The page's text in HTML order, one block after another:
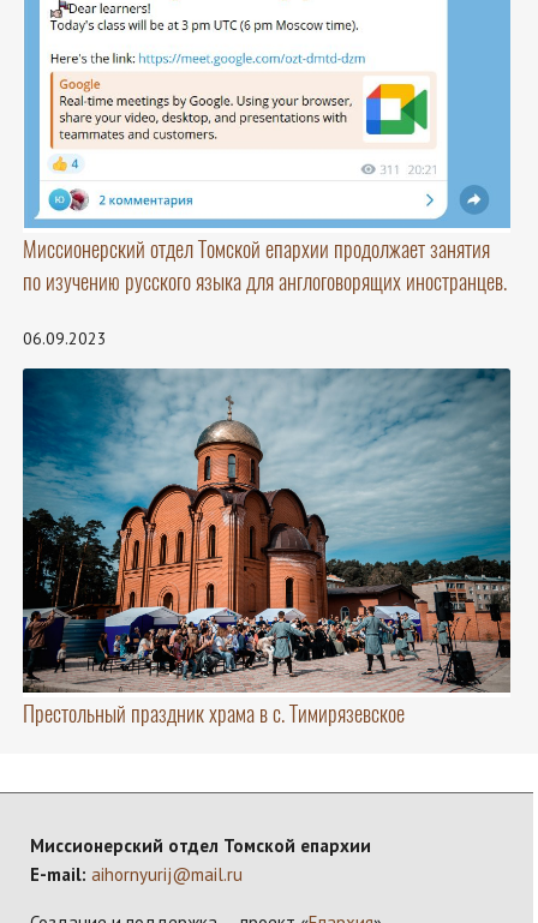
Миссионерский отдел Томской епархии продолжает занятия
по изучению русского языка для англоговорящих иностранцев.
06.09.2023
Престольный праздник храма в с. Тимирязевское
Миссионерский отдел Томской епархии
E-mail: aihornyurij@mail.ru